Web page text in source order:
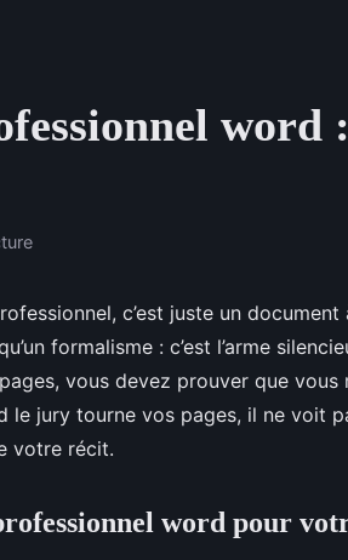
word
c’est juste un
formalisme : c’est l’arme
vous devez prouver que
le jury tourne vos pages, il ne voit
votre récit.
word pour